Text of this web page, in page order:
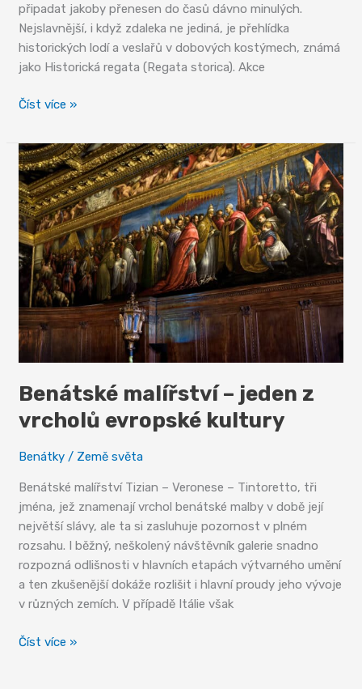
připadat jakoby přenesen do časů dávno minulých.
Nejslavnější, i když zdaleka ne jediná, je přehlídka
historických lodí a veslařů v dobových kostýmech, známá
jako Historická regata (Regata storica). Akce
Velký
na
Canal
Grande
Číst více »
Benátské malířství – jeden z
vrcholů evropské kultury
Benátky / Země světa
Benátské malířství Tizian – Veronese – Tintoretto, tři
jména, jež znamenají vrchol benátské malby v době její
největší slávy, ale ta si zasluhuje pozornost v plném
rozsahu. I běžný, neškolený návštěvník galerie snadno
rozpozná odlišnosti v hlavních etapách výtvarného umění
a ten zkušenější dokáže rozlišit i hlavní proudy jeho vývoje
v různých zemích. V případě Itálie však
Benátské
Číst více »